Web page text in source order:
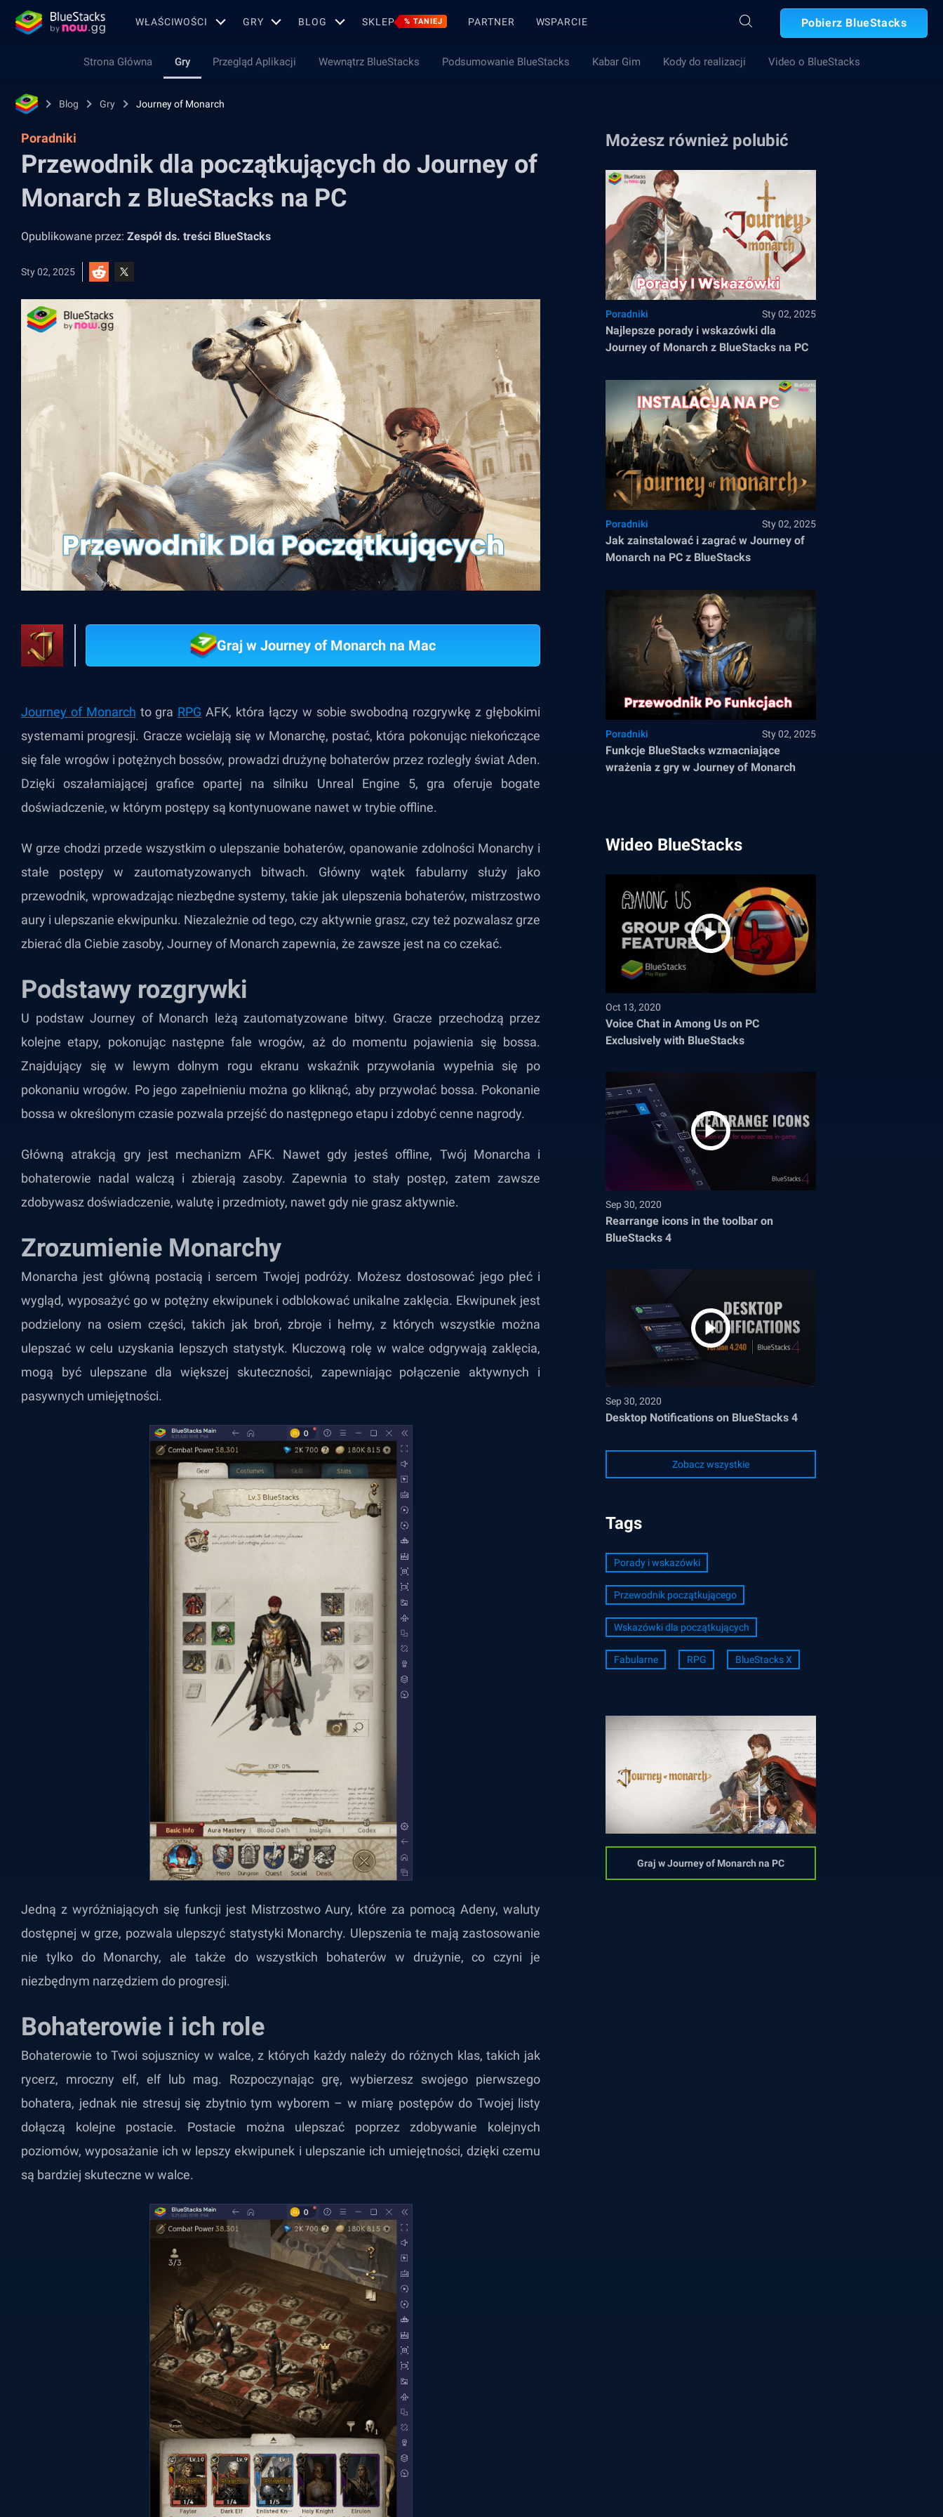
WŁAŚCIWOŚCI GRY BLOG SKLEP % TANIEJ PARTNER WSPARCIE Pobierz BlueStacks
Strona Główna Gry Przegląd Aplikacji Wewnątrz BlueStacks Podsumowanie BlueStacks Kabar Gim Kody do realizacji Video o BlueStacks
Blog Gry Journey of Monarch
Poradniki
Przewodnik dla początkujących do Journey of
Monarch z BlueStacks na PC
Opublikowane przez: Zespół ds. treści BlueStacks
Sty 02, 2025
Graj w Journey of Monarch na Mac
Journey of Monarch to gra RPG AFK, która łączy w sobie swobodną rozgrywkę z głębokimi
systemami progresji. Gracze wcielają się w Monarchę, postać, która pokonując niekończące
się fale wrogów i potężnych bossów, prowadzi drużynę bohaterów przez rozległy świat Aden.
Dzięki oszałamiającej grafice opartej na silniku Unreal Engine 5, gra oferuje bogate
doświadczenie, w którym postępy są kontynuowane nawet w trybie offline.
W grze chodzi przede wszystkim o ulepszanie bohaterów, opanowanie zdolności Monarchy i
stałe postępy w zautomatyzowanych bitwach. Główny wątek fabularny służy jako
przewodnik, wprowadzając niezbędne systemy, takie jak ulepszenia bohaterów, mistrzostwo
aury i ulepszanie ekwipunku. Niezależnie od tego, czy aktywnie grasz, czy też pozwalasz grze
zbierać dla Ciebie zasoby, Journey of Monarch zapewnia, że zawsze jest na co czekać.
Podstawy rozgrywki
U podstaw Journey of Monarch leżą zautomatyzowane bitwy. Gracze przechodzą przez
kolejne etapy, pokonując następne fale wrogów, aż do momentu pojawienia się bossa.
Znajdujący się w lewym dolnym rogu ekranu wskaźnik przywołania wypełnia się po
pokonaniu wrogów. Po jego zapełnieniu można go kliknąć, aby przywołać bossa. Pokonanie
bossa w określonym czasie pozwala przejść do następnego etapu i zdobyć cenne nagrody.
Główną atrakcją gry jest mechanizm AFK. Nawet gdy jesteś offline, Twój Monarcha i
bohaterowie nadal walczą i zbierają zasoby. Zapewnia to stały postęp, zatem zawsze
zdobywasz doświadczenie, walutę i przedmioty, nawet gdy nie grasz aktywnie.
Zrozumienie Monarchy
Monarcha jest główną postacią i sercem Twojej podróży. Możesz dostosować jego płeć i
wygląd, wyposażyć go w potężny ekwipunek i odblokować unikalne zaklęcia. Ekwipunek jest
podzielony na osiem części, takich jak broń, zbroje i hełmy, z których wszystkie można
ulepszać w celu uzyskania lepszych statystyk. Kluczową rolę w walce odgrywają zaklęcia,
mogą być ulepszane dla większej skuteczności, zapewniając połączenie aktywnych i
pasywnych umiejętności.
Jedną z wyróżniających się funkcji jest Mistrzostwo Aury, które za pomocą Adeny, waluty
dostępnej w grze, pozwala ulepszyć statystyki Monarchy. Ulepszenia te mają zastosowanie
nie tylko do Monarchy, ale także do wszystkich bohaterów w drużynie, co czyni je
niezbędnym narzędziem do progresji.
Bohaterowie i ich role
Bohaterowie to Twoi sojusznicy w walce, z których każdy należy do różnych klas, takich jak
rycerz, mroczny elf, elf lub mag. Rozpoczynając grę, wybierzesz swojego pierwszego
bohatera, jednak nie stresuj się zbytnio tym wyborem – w miarę postępów do Twojej listy
dołączą kolejne postacie. Postacie można ulepszać poprzez zdobywanie kolejnych
poziomów, wyposażanie ich w lepszy ekwipunek i ulepszanie ich umiejętności, dzięki czemu
są bardziej skuteczne w walce.
Możesz również polubić
Poradniki Sty 02, 2025
Najlepsze porady i wskazówki dla
Journey of Monarch z BlueStacks na PC
Poradniki Sty 02, 2025
Jak zainstalować i zagrać w Journey of
Monarch na PC z BlueStacks
Poradniki Sty 02, 2025
Funkcje BlueStacks wzmacniające
wrażenia z gry w Journey of Monarch
Wideo BlueStacks
Oct 13, 2020
Voice Chat in Among Us on PC
Exclusively with BlueStacks
Sep 30, 2020
Rearrange icons in the toolbar on
BlueStacks 4
Sep 30, 2020
Desktop Notifications on BlueStacks 4
Zobacz wszystkie
Tags
Porady i wskazówki
Przewodnik początkującego
Wskazówki dla początkujących
Fabularne RPG BlueStacks X
Graj w Journey of Monarch na PC